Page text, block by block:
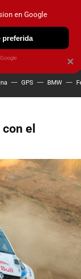
OBSERVATORIO
GPS BMW
el
×
en Google
preferida